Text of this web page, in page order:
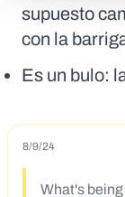
supuesto
con la
Es un bulo:
8/9/24
What's being